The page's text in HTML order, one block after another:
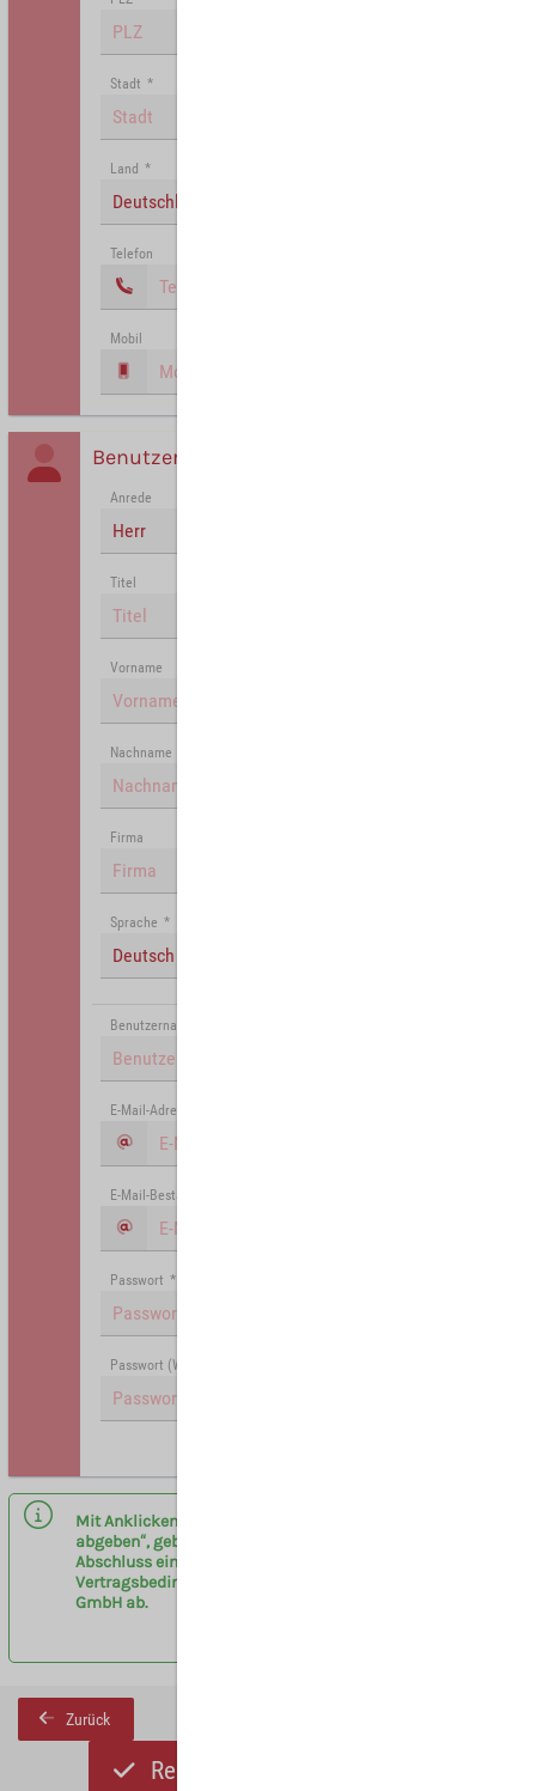
Stadt *
Land *
Deutschland
Telefon
Mobil
Benutzer
Anrede
Herr
Titel
Vorname
Nachname
Firma
Sprache *
Deutsch (Deutschland)
Benutzername
E-Mail-Adresse
E-Mail-Bestätigung
Passwort *
Passwort (Wiederholung)
Mit Anklicken des Buttons „Registrieren und Angebot
abgeben“, geben sie eine verbindliche Anfrage zum
Abschluss eines Vermittlervertrages entsprechend der
Vertragsbedingungen am Flughafen Leipzig/Halle
GmbH ab.
Zurück
Registrieren und Angebot abgeben